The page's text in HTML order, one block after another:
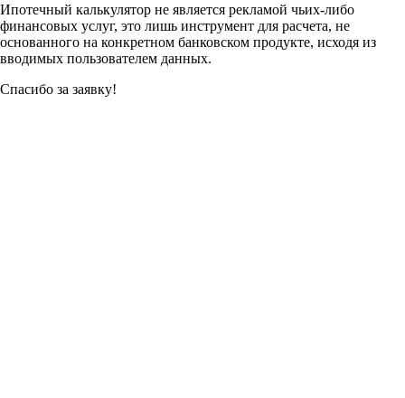
Ипотечный калькулятор не является рекламой чьих-либо
финансовых услуг, это лишь инструмент для расчета, не
основанного на конкретном банковском продукте, исходя из
вводимых пользователем данных.
Спасибо за заявку!